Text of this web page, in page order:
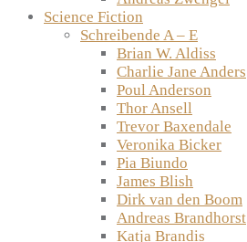
Science Fiction
Schreibende A – E
Brian W. Aldiss
Charlie Jane Anders
Poul Anderson
Thor Ansell
Trevor Baxendale
Veronika Bicker
Pia Biundo
James Blish
Dirk van den Boom
Andreas Brandhorst
Katja Brandis